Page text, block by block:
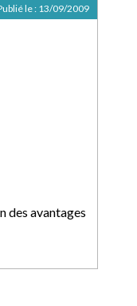
des avantages
le : 13/09/2009